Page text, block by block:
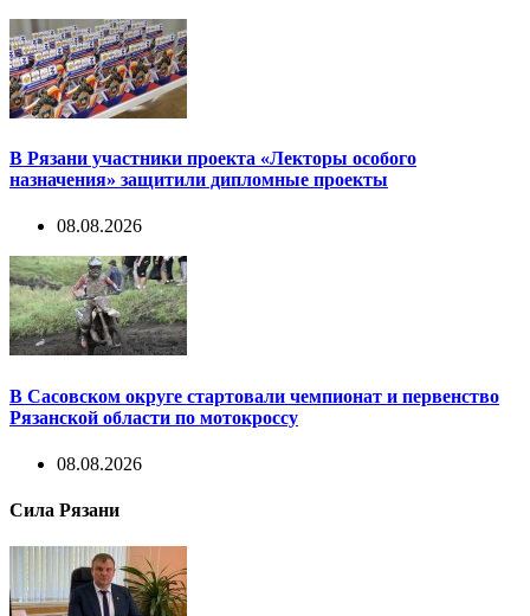
В Рязани участники проекта «Лекторы особого
назначения» защитили дипломные проекты
08.08.2026
В Сасовском округе стартовали чемпионат и первенство
Рязанской области по мотокроссу
08.08.2026
Сила Рязани